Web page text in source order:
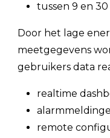
tussen 9 en
Door het lage
meetgegevens
gebruikers data
realtime
remote